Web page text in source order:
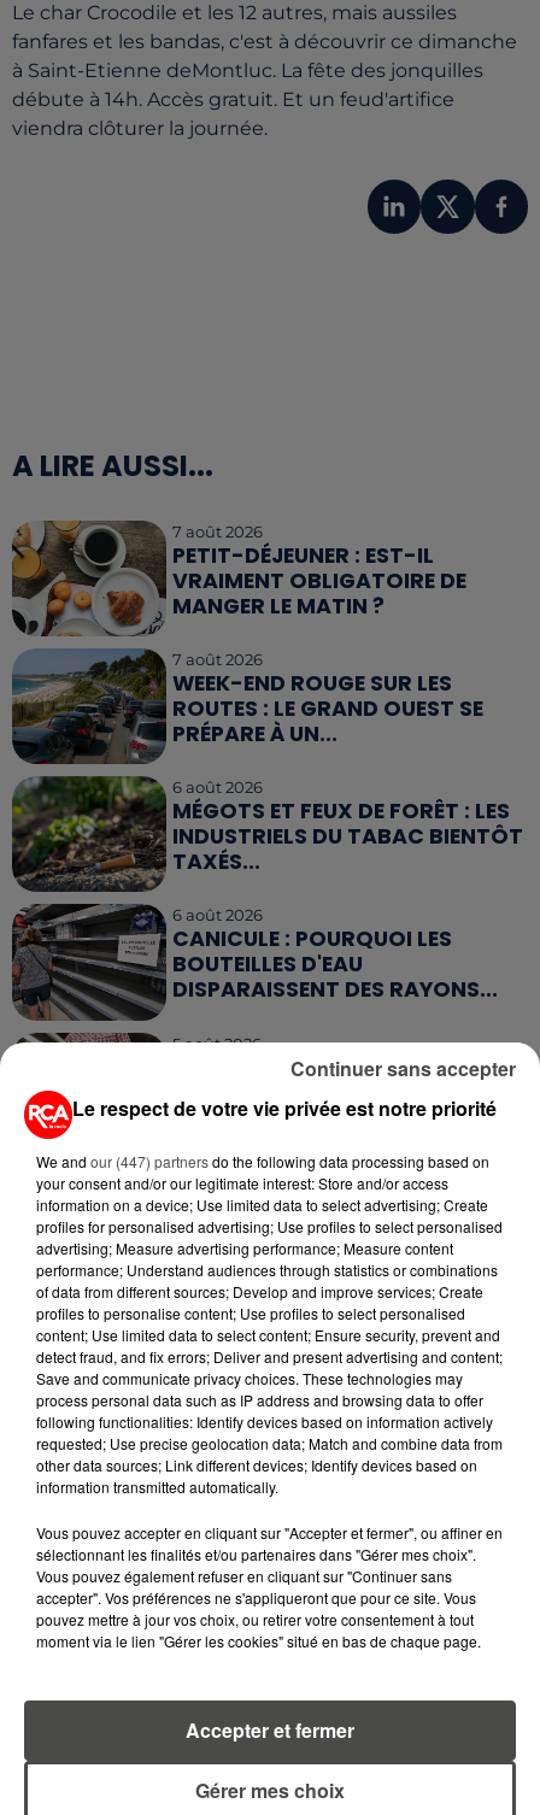
Le char Crocodile et les 12 autres, mais aussiles
fanfares et les bandas, c'est à découvrir ce dimanche
à Saint-Etienne deMontluc. La fête des jonquilles
débute à 14h. Accès gratuit. Et un feud'artifice
viendra clôturer la journée.
A LIRE AUSSI...
7 août 2026
PETIT-DÉJEUNER : EST-IL
VRAIMENT OBLIGATOIRE DE
MANGER LE MATIN ?
7 août 2026
WEEK-END ROUGE SUR LES
ROUTES : LE GRAND OUEST SE
PRÉPARE À UN...
6 août 2026
MÉGOTS ET FEUX DE FORÊT : LES
INDUSTRIELS DU TABAC BIENTÔT
TAXÉS...
6 août 2026
CANICULE : POURQUOI LES
BOUTEILLES D'EAU
DISPARAISSENT DES RAYONS...
5 août 2026
MANGER SAINEMENT COÛTE 25 %
ALERTE L’ONU
5 août 2026
QUELLES SONT LES MARQUES QUI
OFFRENT LE MEILLEUR RAPPORT...
RETROUVEZ TOUTE L'ACTU DE LA RÉGION ET
RECEVEZ LES ALERTES INFOS DE LA RÉDACTION
EN TÉLÉCHARGEANT L'APPLICATION MOBILE
RCA
LA RÉDACTION
RCA
Voir toute l'équipe RCA
Le respect de votre vie privée est notre priorité
We and our (447) partnersdo the following data processing based on
your consent and/or our legitimate interest: Store and/or access
information on a device; Use limited data to select advertising; Create
profiles for personalised advertising; Use profiles to select personalised
advertising; Measure advertising performance; Measure content
performance; Understand audiences through statistics or combinations
of data from different sources; Develop and improve services; Create
profiles to personalise content; Use profiles to select personalised
content; Use limited data to select content; Ensure security, prevent and
detect fraud, and fix errors; Deliver and present advertising and content;
Save and communicate privacy choices. These technologies may
process personal data such as IP address and browsing data to offer
following functionalities: Identify devices based on information actively
requested; Use precise geolocation data; Match and combine data from
other data sources; Link different devices; Identify devices based on
information transmitted automatically.
Vous pouvez accepter en cliquant sur "Accepter et fermer", ou affiner en
sélectionnant les finalités et/ou partenaires dans "Gérer mes choix".
Vous pouvez également refuser en cliquant sur "Continuer sans
accepter". Vos préférences ne s'appliqueront que pour ce site. Vous
pouvez mettre à jour vos choix, ou retirer votre consentement à tout
moment via le lien "Gérer les cookies" situé en bas de chaque page.
Gérer mes choix
Accepter et fermer
Continuer sans accepter